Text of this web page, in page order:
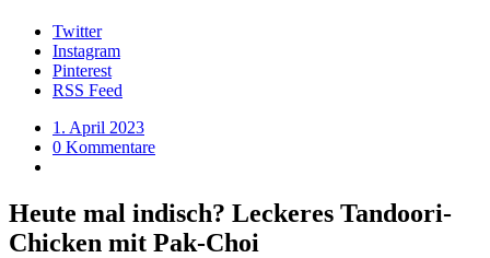
Twitter
Instagram
Pinterest
RSS Feed
1. April 2023
0 Kommentare
Heute mal indisch? Leckeres Tandoori-
Chicken mit Pak-Choi